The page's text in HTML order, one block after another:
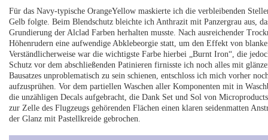
Für das Navy-typische OrangeYellow maskierte ich die verbleibenden
Gelb folgte. Beim Blendschutz bleichte ich Anthrazit mit Panzergrau aus,
Grundierung der Alclad Farben herhalten musste. Nach ausreichender
Höhenrudern eine aufwendige Abklebeorgie statt, um den Effekt von
Verständlicherweise war die wichtigste Farbe hierbei „Burnt Iron“, die
Schutz vor dem abschließenden Patinieren firnisste ich noch alles mit
Bausatzes unproblematisch zu sein schienen, entschloss ich mich vorher
aufzusprühen. Vor dem partiellen Waschen aller Komponenten mit in
die unzähligen Decals aufgebracht, die Dank Set und Sol von
zur Zelle des Flugzeugs gehörenden Flächen einen klaren seidenmatten
der Glanz mit Pastellkreide gebrochen.